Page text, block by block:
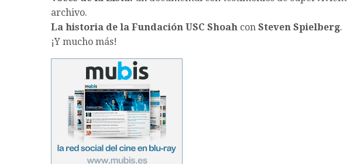
archivo.
La historia de la Fundación USC Shoah con Steven Spielberg.
¡Y mucho más!